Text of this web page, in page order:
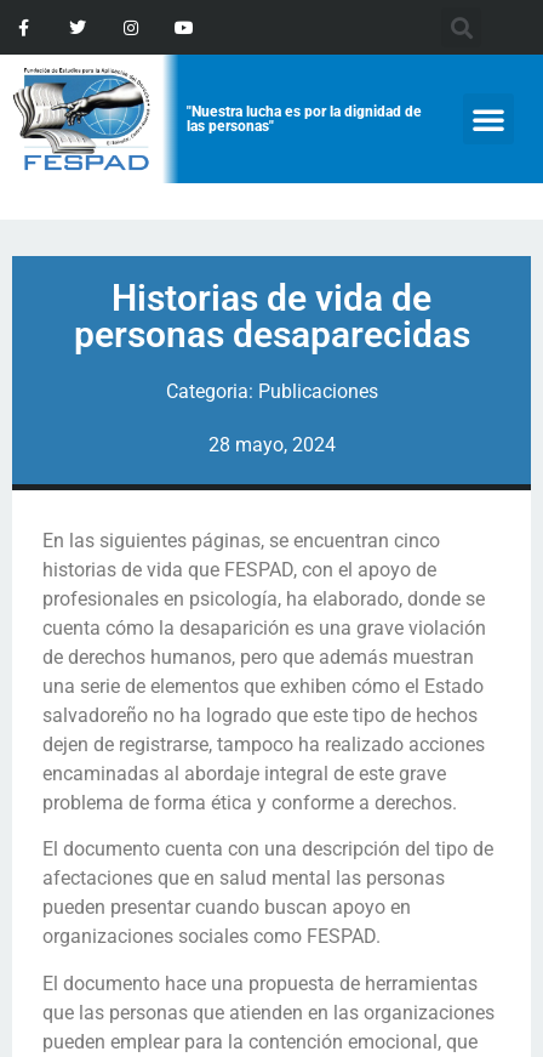
"Nuestra lucha es por la dignidad de
las personas"
Historias de vida de
personas desaparecidas
Categoria: Publicaciones
28 mayo, 2024
En las siguientes páginas, se encuentran cinco
historias de vida que FESPAD, con el apoyo de
profesionales en psicología, ha elaborado, donde se
cuenta cómo la desaparición es una grave violación
de derechos humanos, pero que además muestran
una serie de elementos que exhiben cómo el Estado
salvadoreño no ha logrado que este tipo de hechos
dejen de registrarse, tampoco ha realizado acciones
encaminadas al abordaje integral de este grave
problema de forma ética y conforme a derechos.
El documento cuenta con una descripción del tipo de
afectaciones que en salud mental las personas
pueden presentar cuando buscan apoyo en
organizaciones sociales como FESPAD.
El documento hace una propuesta de herramientas
que las personas que atienden en las organizaciones
pueden emplear para la contención emocional, que